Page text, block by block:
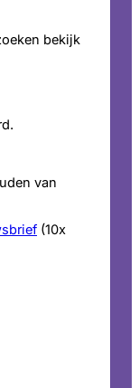
bekijk
van
(10x